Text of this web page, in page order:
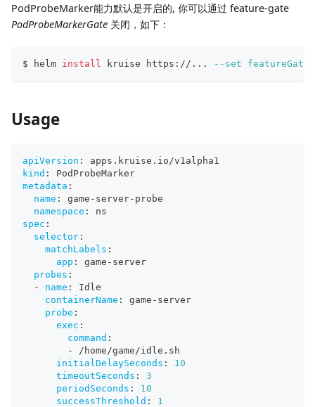
PodProbeMarker能力默认是开启的, 你可以通过 feature-gate
PodProbeMarkerGate 关闭，如下：
$ helm install kruise https:// .. . --set featureGates
Usage
apiVersion :
apps.kruise.io/v1alpha1
kind :
PodProbeMarker
metadata :
name : game - server- probe
namespace :
ns
spec :
selector :
matchLabels :
app : game - server
probes :
-
name :
Idle
containerName : game - server
probe :
exec :
command :
-
/home/game/idle.sh
initialDelaySeconds :
10
timeoutSeconds :
3
periodSeconds :
10
successThreshold :
1